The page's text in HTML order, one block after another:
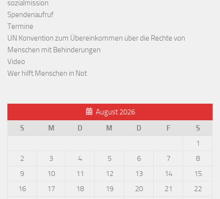
sozialmission
Spendenaufruf
Termine
UN Konvention zum Übereinkommen über die Rechte von
Menschen mit Behinderungen
Video
Wer hilft Menschen in Not
August 2026
S
M D M D F
S
1
2
3 4 5 6 7
8
9
10 11 12 13 14
15
16
17 18 19 20 21
22